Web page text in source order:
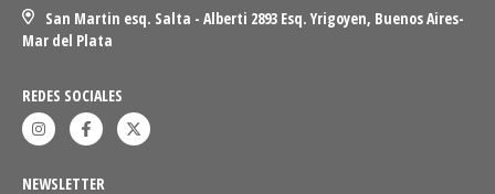
San Martin esq. Salta - Alberti 2893 Esq. Yrigoyen, Buenos Aires-
Mar del Plata
REDES SOCIALES
NEWSLETTER